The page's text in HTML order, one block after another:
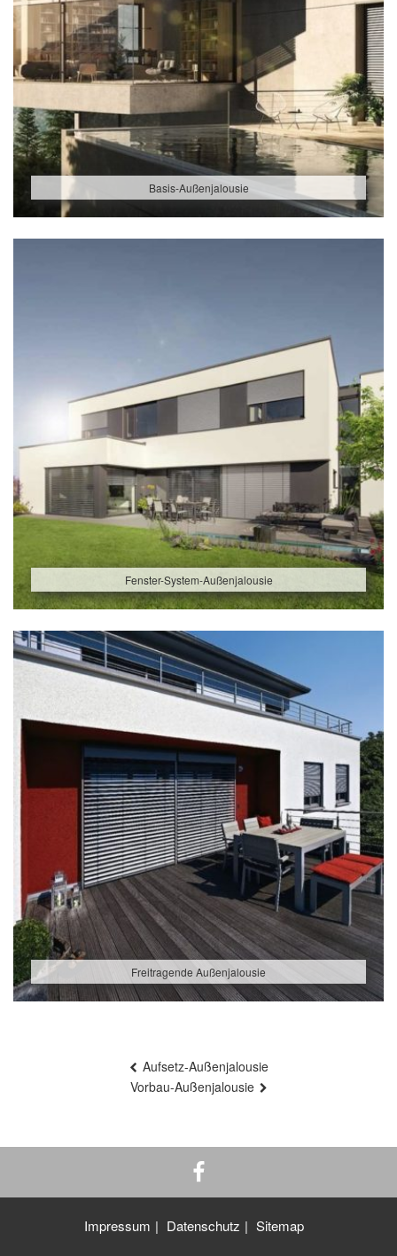
Basis-Außenjalousie
Fenster-System-Außenjalousie
Freitragende Außenjalousie
Aufsetz-Außenjalousie
Vorbau-Außenjalousie
Impressum Datenschutz Sitemap